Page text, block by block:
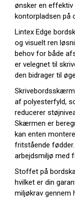
ønsker en
kontorpladsen på
Lintex Edge
og visuelt ren
behov for både
er velegnet til
den bidrager til
af polyesterfyld,
reducerer
Skærmen er
kan enten
fritstående
arbejdsmiljø med
Stoffet på
hvilket er din
miljøkrav gennem